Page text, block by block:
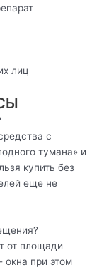
лиц
с
тумана» и
купить без
еще не
от площади
окна при этом